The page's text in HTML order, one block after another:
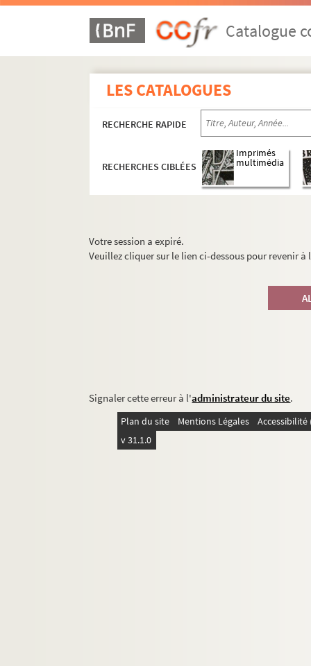
Catalogue
LES CATALOGUES
RECHERCHE RAPIDE
RECHERCHES CIBLÉES
Imprimés
multimédia
Votre session a expiré.
Veuillez cliquer sur le lien ci-dessous pour revenir
Signaler cette erreur à l'administrateur du site.
Plan du site Mentions Légales
v 31.1.0